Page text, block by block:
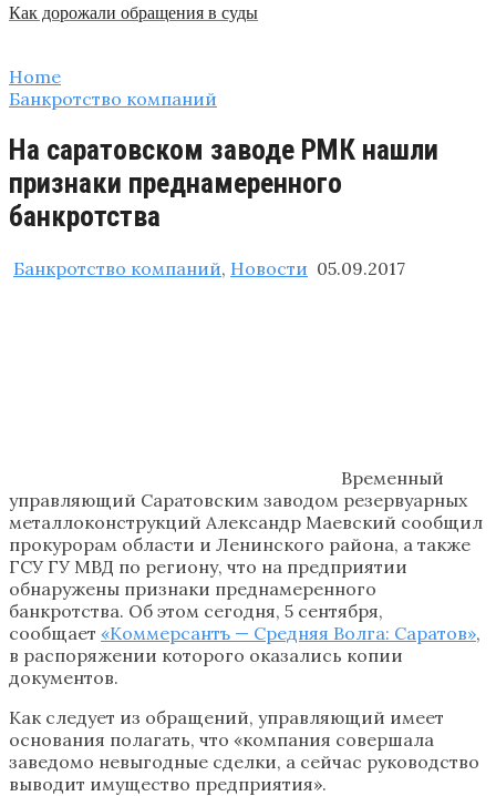
Как дорожали обращения в суды
Home
Банкротство компаний
На саратовском заводе РМК нашли
признаки преднамеренного
банкротства
Банкротство компаний, Новости 05.09.2017
Временный
управляющий Саратовским заводом резервуарных
металлоконструкций Александр Маевский сообщил
прокурорам области и Ленинского района, а также
ГСУ ГУ МВД по региону, что на предприятии
обнаружены признаки преднамеренного
банкротства. Об этом сегодня, 5 сентября,
сообщает «Коммерсантъ — Средняя Волга: Саратов»,
в распоряжении которого оказались копии
документов.
Как следует из обращений, управляющий имеет
основания полагать, что «компания совершала
заведомо невыгодные сделки, а сейчас руководство
выводит имущество предприятия».